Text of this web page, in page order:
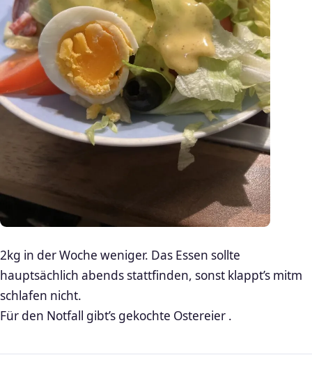
2kg in der Woche weniger. Das Essen sollte
hauptsächlich abends stattfinden, sonst klappt’s mitm
schlafen nicht.
Für den Notfall gibt’s gekochte Ostereier .